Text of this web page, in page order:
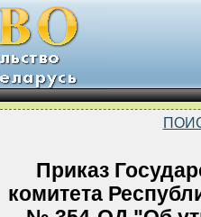
Приказ
комитета